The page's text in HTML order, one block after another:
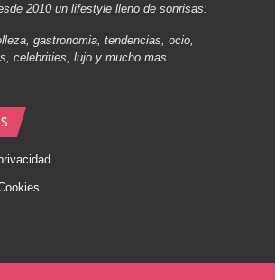
2010 un lifestyle lleno de sonrisas:
gastronomia, tendencias, ocio,
celebrities, lujo y mucho mas.